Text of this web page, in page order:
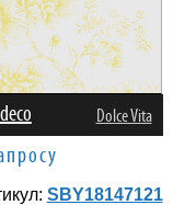
Dolce Vita
SBY18147121